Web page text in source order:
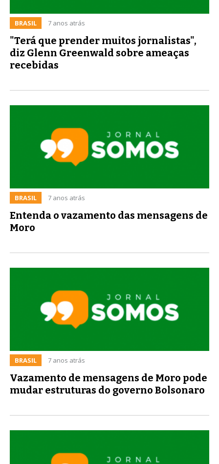
BRASIL 7 anos atrás
"Terá que prender muitos jornalistas",
diz Glenn Greenwald sobre ameaças
recebidas
BRASIL 7 anos atrás
Entenda o vazamento das mensagens de
Moro
BRASIL 7 anos atrás
Vazamento de mensagens de Moro pode
mudar estruturas do governo Bolsonaro